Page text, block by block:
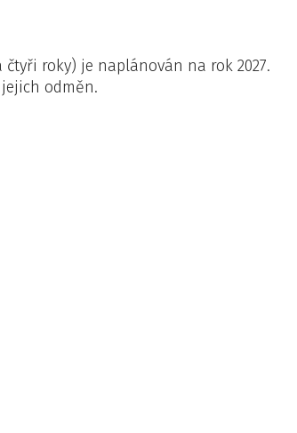
roky) je naplánován na rok 2027.
odměn.